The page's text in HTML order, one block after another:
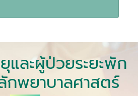
และผู้ป่วยระยะพัก
พยาบาลศาสตร์